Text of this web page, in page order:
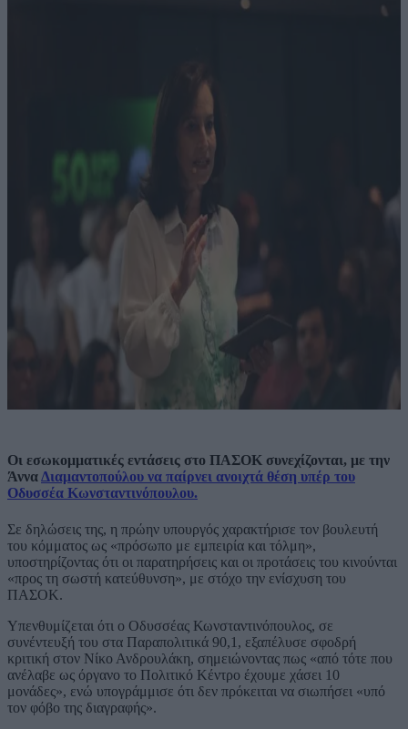
Οι εσωκομματικές εντάσεις στο ΠΑΣΟΚ συνεχίζονται, με την
ΆνναΔιαμαντοπούλου να παίρνει ανοιχτά θέση υπέρ του
Οδυσσέα Κωνσταντινόπουλου.
Σε δηλώσεις της, η πρώην υπουργός χαρακτήρισε τον βουλευτή
του κόμματος ως «πρόσωπο με εμπειρία και τόλμη»,
υποστηρίζοντας ότι οι παρατηρήσεις και οι προτάσεις του κινούνται
«προς τη σωστή κατεύθυνση», με στόχο την ενίσχυση του
ΠΑΣΟΚ.
Υπενθυμίζεται ότι ο Οδυσσέας Κωνσταντινόπουλος, σε
συνέντευξή του στα Παραπολιτικά 90,1, εξαπέλυσε σφοδρή
κριτική στον Νίκο Ανδρουλάκη, σημειώνοντας πως «από τότε που
ανέλαβε ως όργανο το Πολιτικό Κέντρο έχουμε χάσει 10
μονάδες», ενώ υπογράμμισε ότι δεν πρόκειται να σιωπήσει «υπό
τον φόβο της διαγραφής».